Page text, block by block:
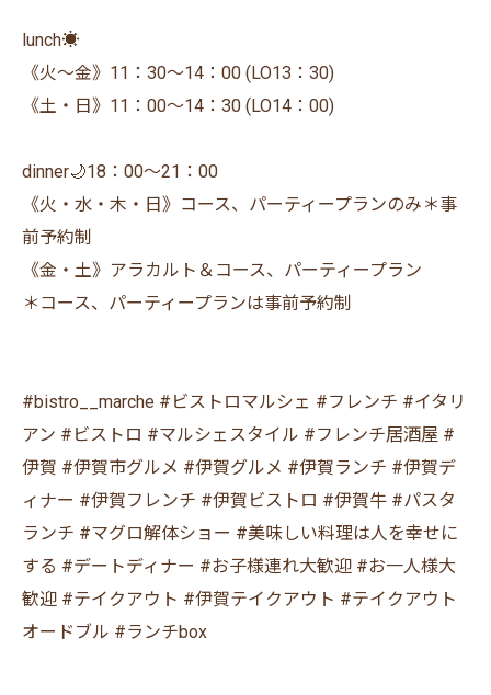
lunch☀️
《火〜金》11：30〜14：00 (LO13：30)
《土・日》11：00〜14：30 (LO14：00)
dinner🌙18：00〜21：00
《火・水・木・日》コース、パーティープランのみ＊事
前予約制
《金・土》アラカルト＆コース、パーティープラン
＊コース、パーティープランは事前予約制
#bistro__marche #ビストロマルシェ #フレンチ #イタリ
アン #ビストロ #マルシェスタイル #フレンチ居酒屋 #
伊賀 #伊賀市グルメ #伊賀グルメ #伊賀ランチ #伊賀デ
ィナー #伊賀フレンチ #伊賀ビストロ #伊賀牛 #パスタ
ランチ #マグロ解体ショー #美味しい料理は人を幸せに
する #デートディナー #お子様連れ大歓迎 #お一人様大
歓迎 #テイクアウト #伊賀テイクアウト #テイクアウト
オードブル #ランチbox